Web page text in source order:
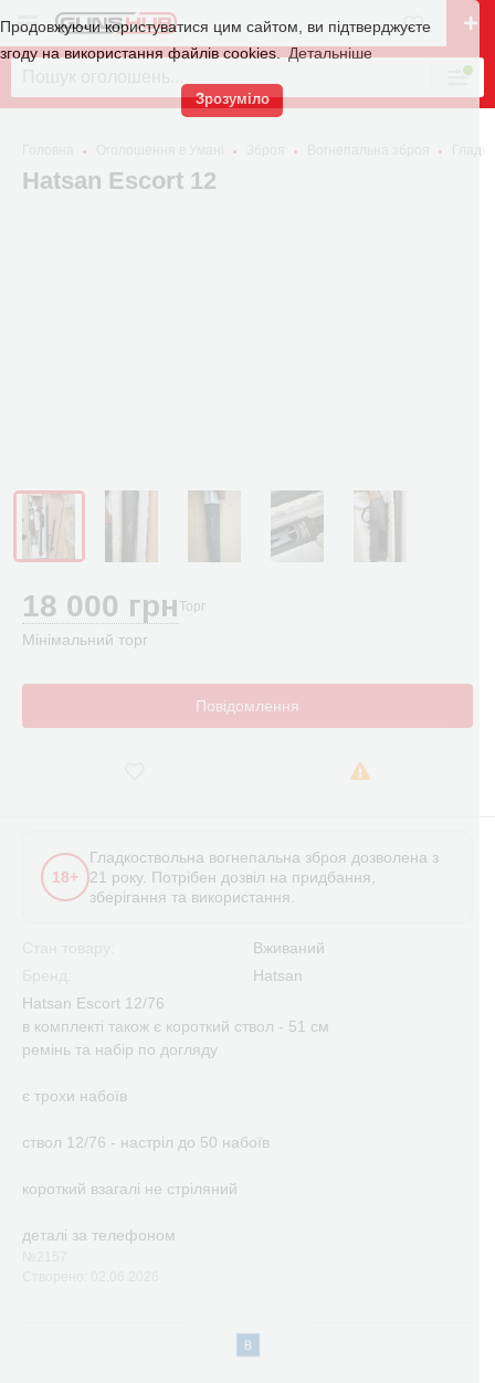
Продовжуючи користуватися цим сайтом, ви підтверджуєте
згоду на використання файлів cookies.
Детальніше
Зрозуміло
Hatsan Escort 12
18 000 грнТорг
Мінімальний торг
Повідомлення
18+
Гладкоствольна вогнепальна зброя дозволена з
21 року. Потрібен дозвіл на придбання,
зберігання та використання.
Вживаний
Hatsan
Hatsan Escort 12/76
в комплекті також є короткий ствол - 51 см
ремінь та набір по догляду
є трохи набоїв
ствол 12/76 - настріл до 50 набоїв
короткий взагалі не стріляний
деталі за телефоном